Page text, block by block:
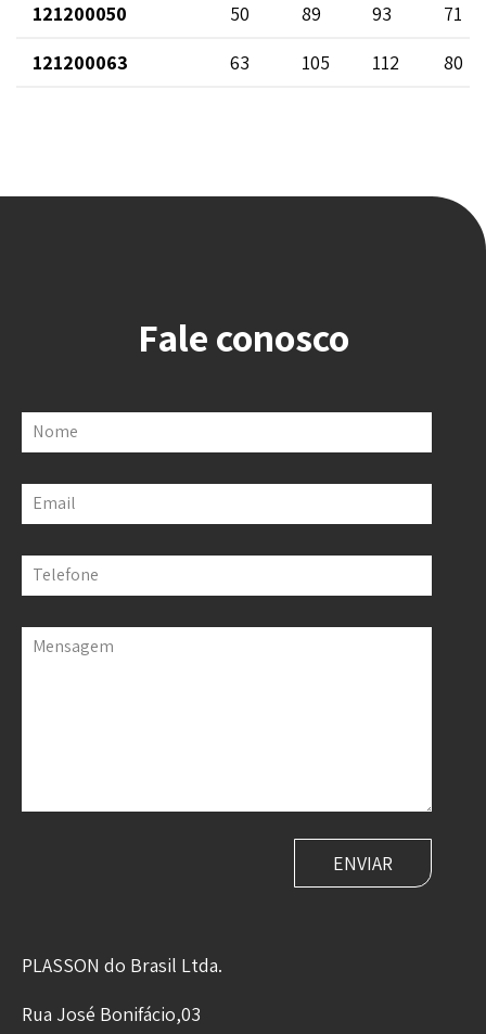
121200050
50 89 93
71
121200063
63 105 112 80
Fale conosco
Nome
Email
Telefone
Mensagem
PLASSON do Brasil Ltda.
Rua José Bonifácio,03